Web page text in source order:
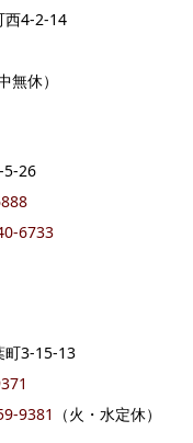
西4-2-14
無休）
5-26
6733
町3-15-13
9381 （火・水定休）